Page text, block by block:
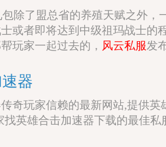
除了盟总省的养殖天赋之外，
或者即将达到中级祖玛战士的
玩家一起过去的， 风云私服发
器
奇玩家信赖的最新网站,提供英
找英雄合击加速器下载的最佳私